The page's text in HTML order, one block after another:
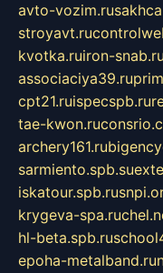
avto-vozim.ru
stroyavt.ru
kvotka.ruiron-snab.ru
associaciya39.ru
cpt21.ruispecspb.ru
tae-kwon.ru
archery161.ru
sarmiento.spb.su
iskatour.spb.ru
krygeva-spa.ru
hl-beta.spb.ru
epoha-metalband.ru